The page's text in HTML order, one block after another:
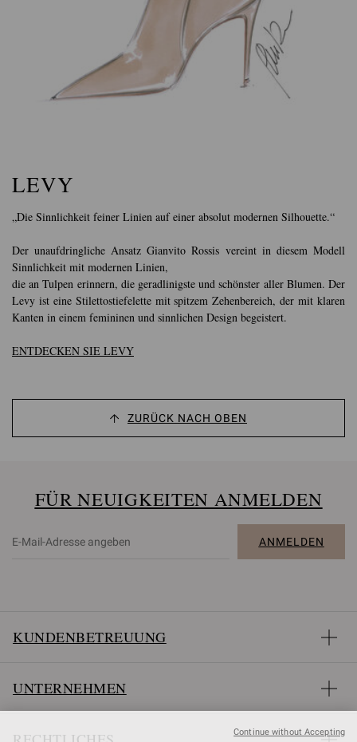
LEVY
„Die Sinnlichkeit feiner Linien auf einer absolut modernen Silhouette.“
Der unaufdringliche Ansatz Gianvito Rossis vereint in diesem Modell
Sinnlichkeit mit modernen Linien,
die an Tulpen erinnern, die geradlinigste und schönster aller Blumen. Der
Levy ist eine Stilettostiefelette mit spitzem Zehenbereich, der mit klaren
Kanten in einem femininen und sinnlichen Design begeistert.
ENTDECKEN SIE LEVY
ZURÜCK NACH OBEN
FÜR NEUIGKEITEN ANMELDEN
ANMELDEN
KUNDENBETREUUNG
UNTERNEHMEN
Continue without Accepting